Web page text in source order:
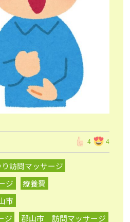
4 4
訪問マッサージ
ジ
療養費
市
ジ
郡山市 訪問マッサージ